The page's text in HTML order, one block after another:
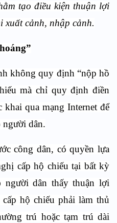
tạo điều kiện thuận lợi
xuất cảnh, nhập cảnh.
không quy định “nộp hồ
mà chỉ quy định điền
khai qua mạng Internet để
người dân.
công dân, có quyền lựa
cấp hộ chiếu tại bất kỳ
người dân thấy thuận lợi
hộ chiếu phải làm thủ
trú hoặc tạm trú dài